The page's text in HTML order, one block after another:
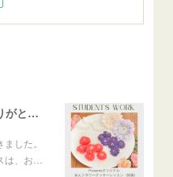
（レポ）一目惚れで、受講ありがとうございます🙏
した。
は、お…